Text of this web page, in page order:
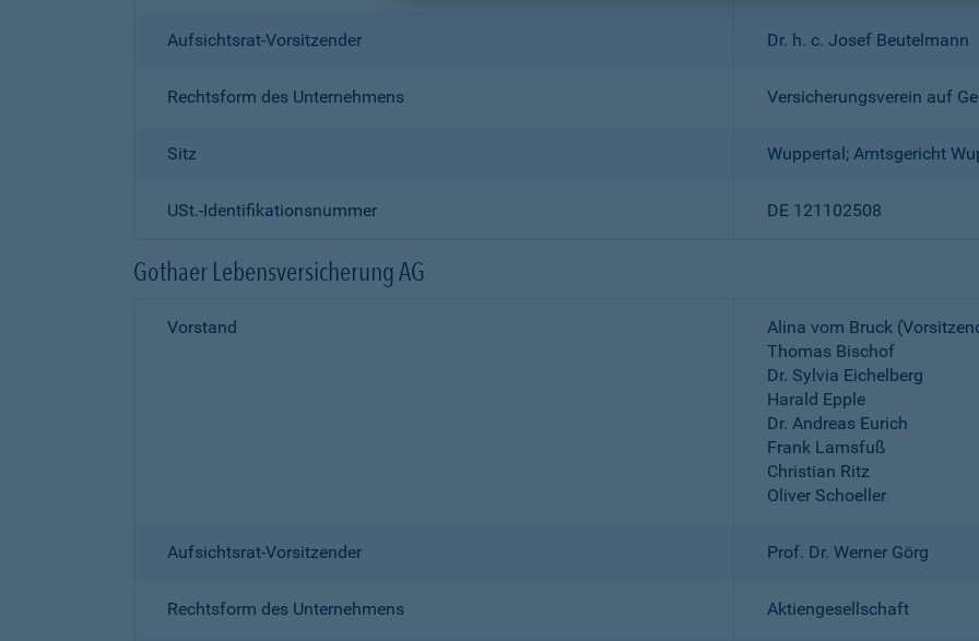
Aufsichtsrat-Vorsitzender Dr. h. c. Josef Beutelmann
Rechtsform des Unternehmens Versicherungsverein auf
Sitz Wuppertal; Amtsgericht
USt.-Identifikationsnummer DE 121102508
Gothaer Lebensversicherung AG
Vorstand
Alina vom Bruck
Thomas Bischof
Dr. Sylvia Eichelberg
Harald Epple
Dr. Andreas Eurich
Frank Lamsfuß
Christian Ritz
Oliver Schoeller
Aufsichtsrat-Vorsitzender Prof. Dr. Werner Görg
Rechtsform des Unternehmens Aktiengesellschaft